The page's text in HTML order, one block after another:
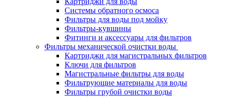
Системы обратного осмоса
Фильтры для воды под мойку
Фильтры-кувшины
Фитинги и аксессуары для фильтров
Фильтры механической очистки воды
Картриджи для магистральных фильтров
Ключи для фильтров
Магистральные фильтры для воды
Фильтрующие материалы для воды
Фильтры грубой очистки воды